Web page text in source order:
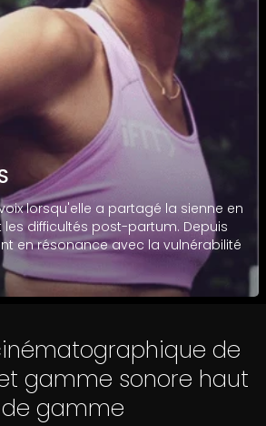
lorsqu'elle a partagé la sienne en
les difficultés post-partum. Depuis
en résonance avec la vulnérabilité
de
gamme sonore haut
de gamme